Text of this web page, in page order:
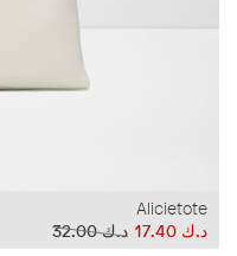
Alicietote
د.ك‏ 32.00
د.ك‏ 17.40